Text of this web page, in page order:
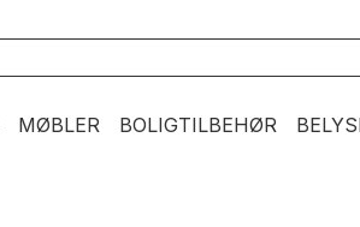
MØBLER BOLIGTILBEHØR